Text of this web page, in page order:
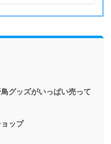
グッズがいっぱい売って
ップ